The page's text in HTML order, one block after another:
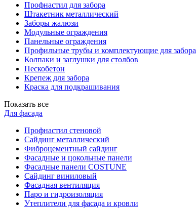
Профнастил для забора
Штакетник металлический
Заборы жалюзи
Модульные ограждения
Панельные ограждения
Профильные трубы и комплектующие для забора
Колпаки и заглушки для столбов
Пескобетон
Крепеж для забора
Краска для подкрашивания
Показать все
Для фасада
Профнастил стеновой
Сайдинг металлический
Фиброцементный сайдинг
Фасадные и цокольные панели
Фасадные панели COSTUNE
Сайдинг виниловый
Фасадная вентиляция
Паро и гидроизоляция
Утеплители для фасада и кровли